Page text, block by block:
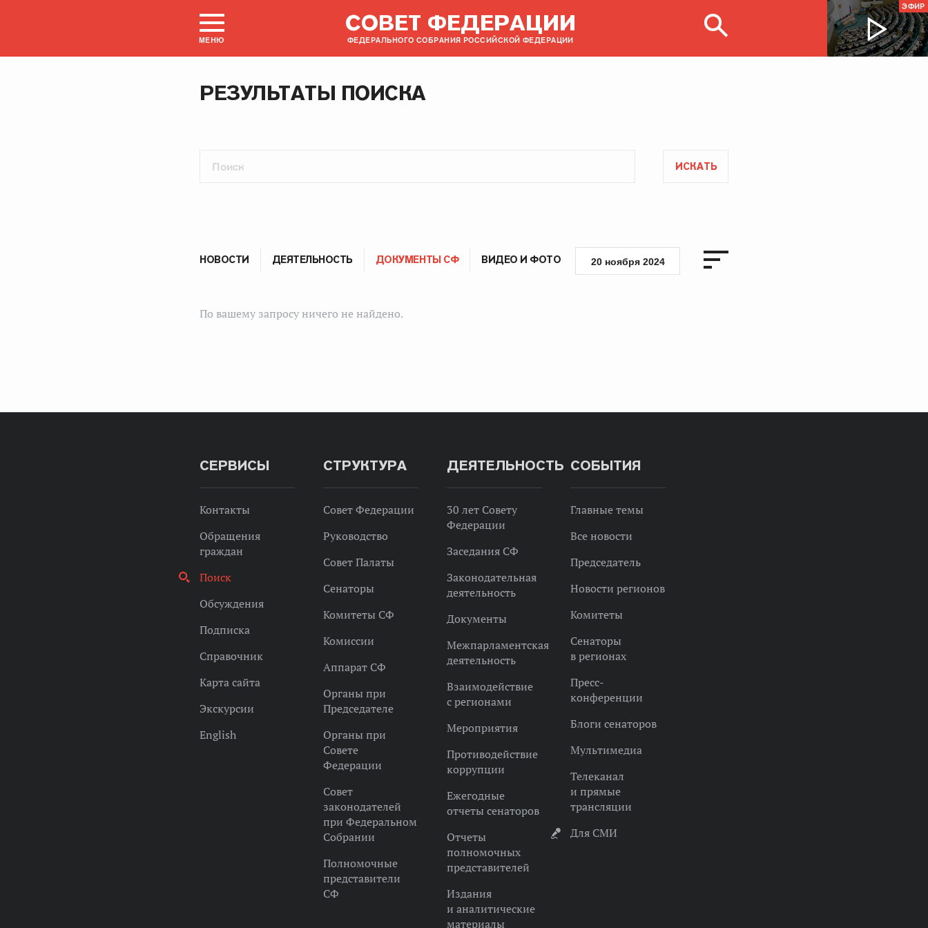
МЕНЮ
СОВЕТ ФЕДЕРАЦИИ
ФЕДЕРАЛЬНОГО СОБРАНИЯ РОССИЙСКОЙ ФЕДЕРАЦИИ
ЭФИР
РЕЗУЛЬТАТЫ ПОИСКА
ИСКАТЬ
НОВОСТИ ДЕЯТЕЛЬНОСТЬ ДОКУМЕНТЫ СФ ВИДЕО И ФОТО 20 ноября 2024
По вашему запросу ничего не найдено.
СЕРВИСЫ
Контакты
Обращения
граждан
Поиск
Обсуждения
Подписка
Справочник
Карта сайта
Экскурсии
English
СТРУКТУРА
Совет Федерации
Руководство
Совет Палаты
Сенаторы
Комитеты СФ
Комиссии
Аппарат СФ
Органы при
Председателе
Органы при
Совете
Федерации
Совет
законодателей
при Федеральном
Собрании
Полномочные
представители
СФ
ДЕЯТЕЛЬНОСТЬ
30 лет Совету
Федерации
Заседания СФ
Законодательная
деятельность
Документы
Межпарламентская
деятельность
Взаимодействие
с регионами
Мероприятия
Противодействие
коррупции
Ежегодные
отчеты сенаторов
Отчеты
полномочных
представителей
Издания
и аналитические
материалы
СОБЫТИЯ
Главные темы
Все новости
Председатель
Новости регионов
Комитеты
Сенаторы
в регионах
Пресс-
конференции
Блоги сенаторов
Мультимедиа
Телеканал
и прямые
трансляции
Для СМИ